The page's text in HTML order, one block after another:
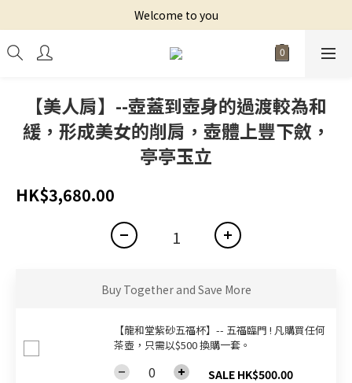
Welcome to you
【美人肩】--壺蓋到壺身的過渡較為和
緩，形成美女的削肩，壺體上豐下斂，
亭亭玉立
HK$3,680.00
Buy Together and Save More
【龍和堂紫砂五福杯‬】-- 五福臨門 ! 凡購買任何
茶壺，只需以$500 換購一套。
SALE HK$500.00